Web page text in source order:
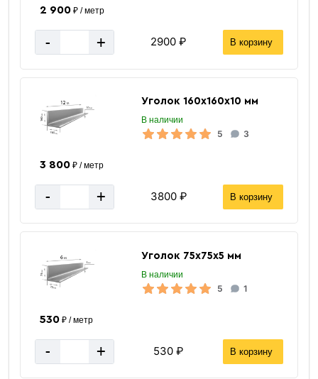
2 900₽ / метр
- + 2900 ₽ В корзину
Уголок 160х160х10 мм
В наличии
5 3
3 800₽ / метр
- + 3800 ₽ В корзину
Уголок 75х75х5 мм
В наличии
5 1
530₽ / метр
- + 530 ₽ В корзину